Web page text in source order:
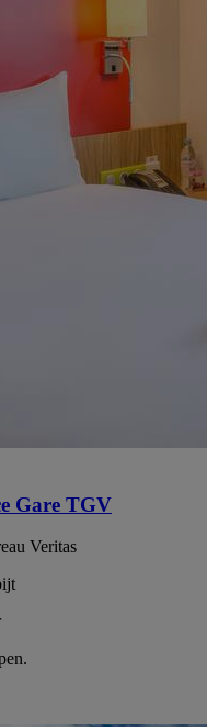
Gare TGV
Veritas